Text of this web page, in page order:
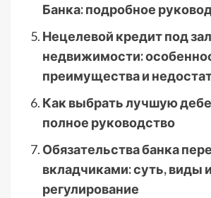
Банка: подробное
Нецелевой кредит под
недвижимости:
преимущества и
Как выбрать лучшую
полное руководство
Обязательства банка
вкладчиками: суть, виды
регулирование